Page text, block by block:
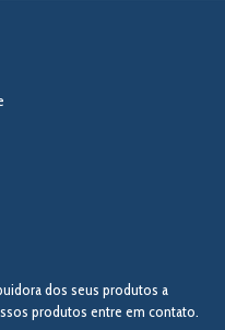
dos seus produtos a
produtos entre em contato.